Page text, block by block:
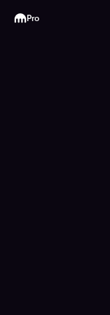
Kraken
Pro